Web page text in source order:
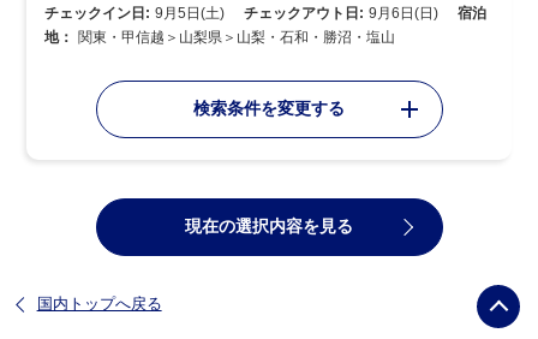
チェックイン日: 9月5日(土) チェックアウト日: 9月6日(日)
宿泊
地：
関東・甲信越＞山梨県＞山梨・石和・勝沼・塩山
検索条件を変更する
現在の選択内容を見る
国内トップへ戻る